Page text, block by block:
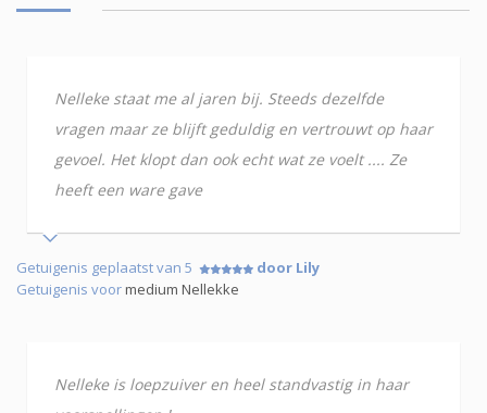
Nelleke staat me al jaren bij. Steeds dezelfde
vragen maar ze blijft geduldig en vertrouwt op haar
gevoel. Het klopt dan ook echt wat ze voelt .... Ze
heeft een ware gave
Getuigenis geplaatst van 5
door Lily
Getuigenis voormedium Nellekke
Nelleke is loepzuiver en heel standvastig in haar